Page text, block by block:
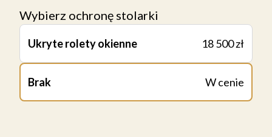
Wybierz ochronę stolarki
Ukryte rolety okienne 18 500 zł
Brak W cenie